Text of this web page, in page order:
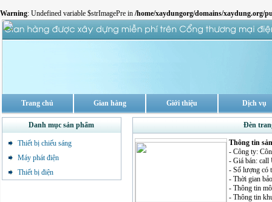
Warning: Undefined variable $strImagePre in /home/xaydungorg/domains/xaydung.org/
Trang chủ Gian hàng Giới thiệu Dịch vụ
Danh mục sản phẩm
Thiết bị chiếu sáng
Máy phát điện
Thiết bị điện
Đèn
Thông tin
- Công ty:
- Giá bán: call
- Số lượng có
- Thời gian
- Thông tin
- Thông tin